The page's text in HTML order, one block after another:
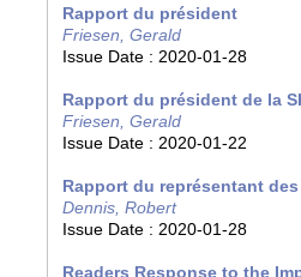
Rapport du président
Friesen, Gerald
Issue Date : 2020-01-28
Rapport du président de la
Friesen, Gerald
Issue Date : 2020-01-22
Rapport du représentant
Dennis, Robert
Issue Date : 2020-01-28
Readers Response to the